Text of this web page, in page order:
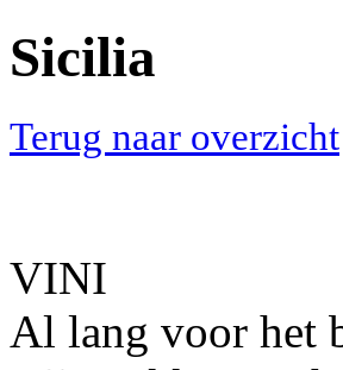
Sicilia
Terug naar overzicht
VINI
Al lang voor het